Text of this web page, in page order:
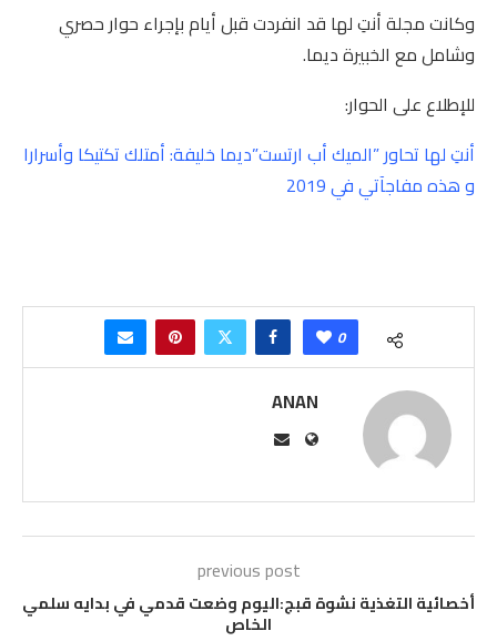
وكانت مجلة أنتِ لها قد انفردت قبل أيام بإجراء حوار حصري
وشامل مع الخبيرة ديما.
للإطلاع على الحوار:
أنتِ لها تحاور ‬”الميك أب ارتست”ديما خليفة: أمتلك‭ ‬تكتيكا‭ ‬وأسرارا
و هذه مفاجآتي في 2019
0
ANAN
previous post
أخصائية التغذية نشوة قبج:اليوم وضعت قدمي في بدايه سلمي
الخاص